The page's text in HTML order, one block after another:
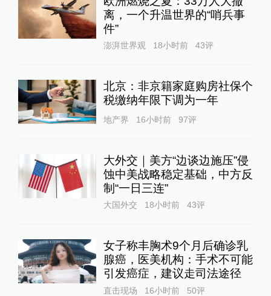
离，一个升温世界的“哨兵事
件”
澎湃世界观 18小时前 43评
北京：非京籍家庭购房社保个
税缴纳年限下调为一年
地产界 16小时前 97评
大外交｜美方“边谈边施压”侵
蚀中美战略稳定基础，中方反
制“一日三连”
大国外交 18小时前 43评
女子称丰胸术9个月后确诊乳
腺癌，医美机构：手术不可能
引发癌症，建议走司法途径
直击现场 16小时前 50评